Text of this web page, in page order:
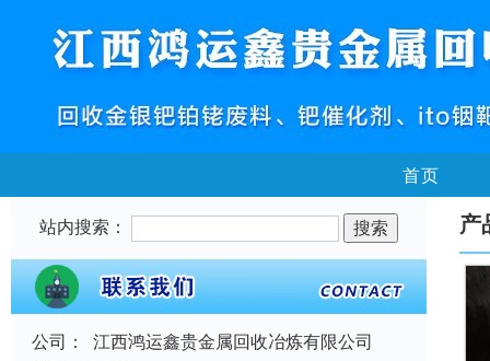
首页
站内搜索：
公司：
江西鸿运鑫贵金属回收冶炼有限公司
产